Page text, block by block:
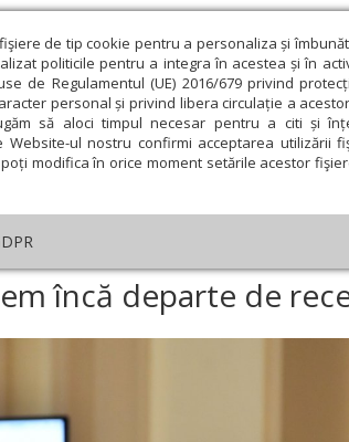
de tip cookie pentru a personaliza și
politicile pentru a integra în acestea și în
de Regulamentul (UE) 2016/679 privind
personal și privind libera circulație a
să aloci timpul necesar pentru a citi și
Website-ul nostru confirmi acceptarea utilizării
modifica în orice moment setările acestor
și spiritualitate Educaţie și
Analiză Reportaj Psihologie
BNR: Suntem încă departe de recesiune
încă departe de